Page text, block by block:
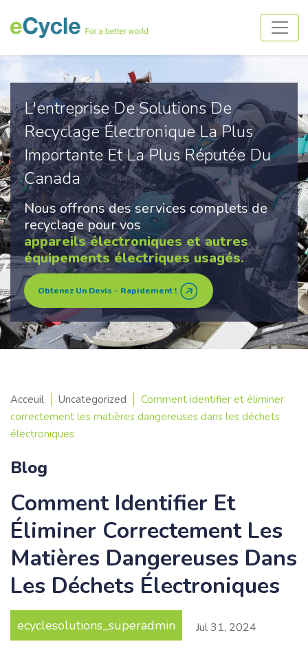
L'entreprise De Solutions De
Recyclage Électronique La Plus
Importante Et La Plus Réputée Du
Canada
Nous offrons des services complets de
recyclage pour vos
appareils électroniques et autres
équipements électriques usagés.
Obtenez Un Devis - Rapidement !
Acceuil Uncategorized
Comment identifier et éliminer
correctement les matières dangereuses dans les déchets
électroniques
Blog
Comment Identifier Et
Éliminer Correctement Les
Matières Dangereuses Dans
Les Déchets Électroniques
ecyclesolutions_superadmin Jul31, 2024